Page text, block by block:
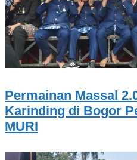
Permainan Massal
Karinding di Bogor
MURI